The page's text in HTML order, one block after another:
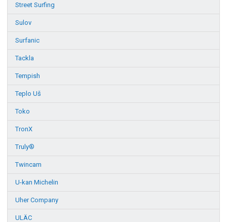
Street Surfing
Sulov
Surfanic
Tackla
Tempish
Teplo Uš
Toko
TronX
Truly®
Twincam
U-kan Michelin
Uher Company
ULÄC